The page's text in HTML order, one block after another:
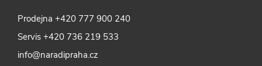
Prodejna+420 777 900 240
Servis+420 736 219 533
info@naradipraha.cz